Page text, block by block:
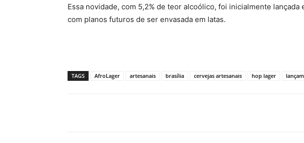
Essa novidade, com 5,2% de teor alcoólico, foi inicialmente
com planos futuros de ser envasada em latas.
TAGS AfroLager artesanais brasília cervejas artesanais hop lager